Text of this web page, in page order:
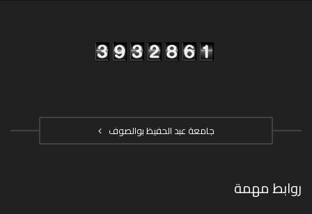
جامعة عبد الحفيظ بوالصوف
روابط مهمة